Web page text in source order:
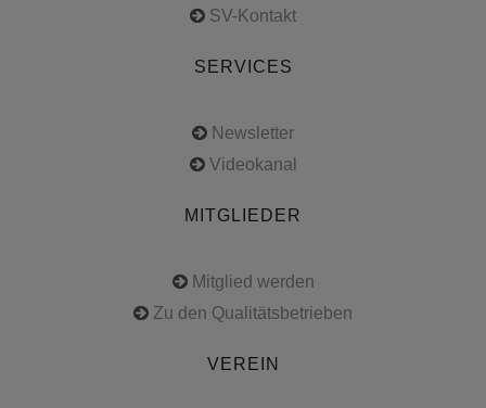
SV-Kontakt
SERVICES
Newsletter
Videokanal
MITGLIEDER
Mitglied werden
Zu den Qualitätsbetrieben
VEREIN